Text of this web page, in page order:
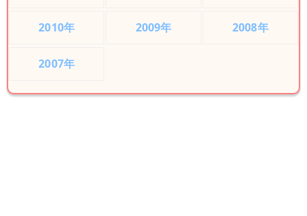
2010年 2009年 2008年
2007年